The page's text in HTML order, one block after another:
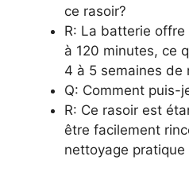
ce rasoir?
R: La batterie
à 120 minutes, ce
4 à 5 semaines de
Q: Comment puis-
R: Ce rasoir est
être facilement
nettoyage